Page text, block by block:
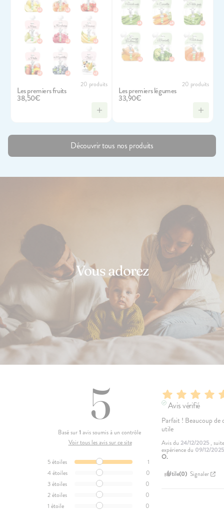
20 produits
Les premiers fruits
38,50€
20 produits
Les premiers légumes
33,90€
Découvrir tous nos produits
Vous adorez
5
Basé sur1avis soumis à un contrôle
Voir tous les avis sur ce site
5étoiles
1
4étoiles
0
3étoiles
0
2étoiles
0
1 étoile 0
Avis vérifié
Parfait ! Beaucoup de
utile
Avis du24/12/2025 ,
expérience du 09/12/2025
O.
Utile(0) Signaler